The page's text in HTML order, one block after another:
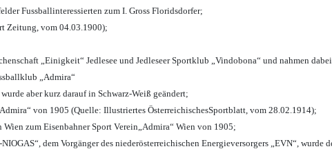
Fussballinteressierten zum I. Gross Floridsdorfer;
Zeitung, vom 04.03.1900);
„Einigkeit“ Jedlesee und Jedleseer Sportklub „Vindobona“ und nahmen
„Admira“
aber kurz darauf in Schwarz-Weiß geändert;
von 1905 (Quelle: Illustriertes ÖsterreichischesSportblatt, vom 28.02.1914);
zum Eisenbahner Sport Verein„Admira“ Wien von 1905;
dem Vorgänger des niederösterreichischen Energieversorgers „EVN“,